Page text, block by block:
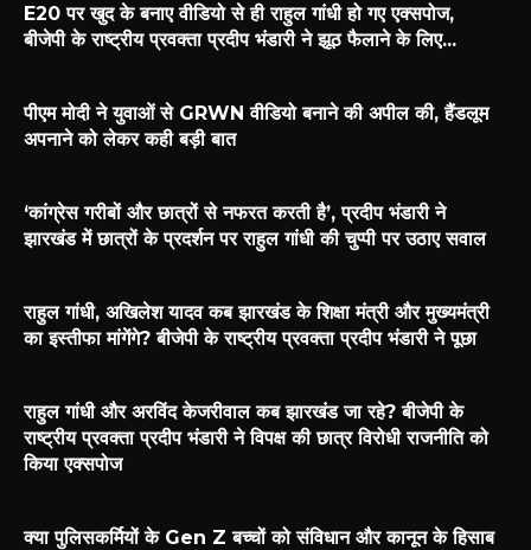
E20 पर खुद के बनाए वीडियो से ही राहुल गांधी हो गए एक्सपोज,
बीजेपी के राष्ट्रीय प्रवक्ता प्रदीप भंडारी ने झूठ फैलाने के लिए...
पीएम मोदी ने युवाओं से GRWN वीडियो बनाने की अपील की, हैंडलूम
अपनाने को लेकर कही बड़ी बात
‘कांग्रेस गरीबों और छात्रों से नफरत करती है’, प्रदीप भंडारी ने
झारखंड में छात्रों के प्रदर्शन पर राहुल गांधी की चुप्पी पर उठाए सवाल
राहुल गांधी, अखिलेश यादव कब झारखंड के शिक्षा मंत्री और मुख्यमंत्री
का इस्तीफा मांगेंगे? बीजेपी के राष्ट्रीय प्रवक्ता प्रदीप भंडारी ने पूछा
राहुल गांधी और अरविंद केजरीवाल कब झारखंड जा रहे? बीजेपी के
राष्ट्रीय प्रवक्ता प्रदीप भंडारी ने विपक्ष की छात्र विरोधी राजनीति को
किया एक्सपोज
क्या पुलिसकर्मियों के Gen Z बच्चों को संविधान और कानून के हिसाब